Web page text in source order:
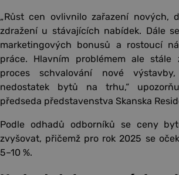
„Růst cen ovlivnilo zařazení nových,
zdražení u stávajících nabídek. Dále
marketingových bonusů a rostoucí
práce. Hlavním problémem ale stále
proces schvalování nové
nedostatek bytů na trhu,“
předseda představenstva Skanska
Podle odhadů odborníků se ceny
zvyšovat, přičemž pro rok 2025 se
5–10 %.